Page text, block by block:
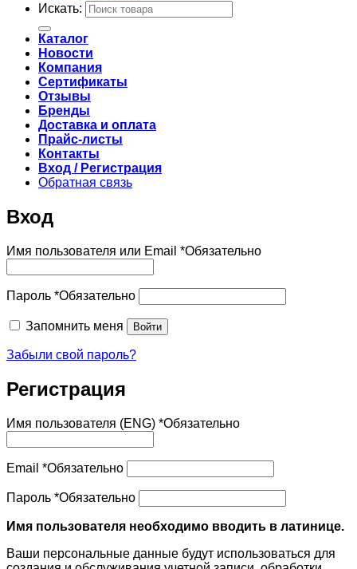
Искать:
Каталог
Новости
Компания
Сертификаты
Отзывы
Бренды
Доставка и оплата
Прайс-листы
Контакты
Вход / Регистрация
Обратная связь
Вход
Имя пользователя или Email *Обязательно
Пароль *Обязательно
Запомнить меня Войти
Забыли свой пароль?
Регистрация
Имя пользователя (ENG) *Обязательно
Email *Обязательно
Пароль *Обязательно
Имя пользователя необходимо вводить в латинице.
Ваши персональные данные будут использоваться для